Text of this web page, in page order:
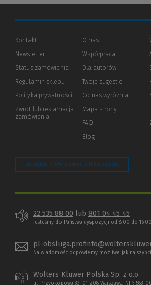
Kontakt
Newsletter
Status zamówienia
Regulamin sklepu
Polityka prywatności (Nowe
(Link
innej
Zwrot lub reklamacja
zamówienia
O nas
Współpraca
Dla autorów(Nowe
(Link
innej
strony)
Twoje sugestie
Co nas wyróżnia
Mapa strony
FAQ
Blog
Zarządzaj preferencjami plików cookie
22 535 88 00 lub 801 04 45 45
Jesteśmy do Państwa dyspozycji od 8:00 do 16:00
pl-
Na wiadomość odpowiemy możliwe jak
Wolters Kluwer Polska Sp. z o.o.
ul. Przyokopowa 33, 01-208 Warszawa; NIP: 583-